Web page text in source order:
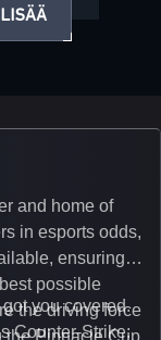
and home of
in esports odds,
ensuring
possible
the driving force
the Pinnacle Cup
you covered.
Counter-Strike: